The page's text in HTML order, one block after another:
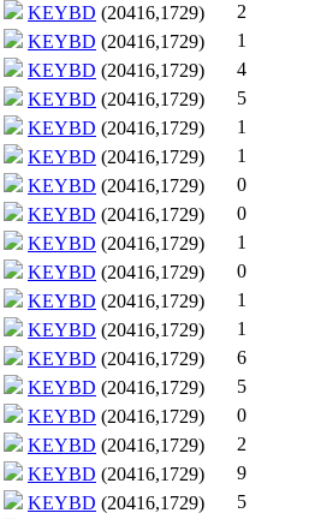
KEYBD (20416,1729) 2
KEYBD (20416,1729) 1
KEYBD (20416,1729) 4
KEYBD (20416,1729) 5
KEYBD (20416,1729) 1
KEYBD (20416,1729) 1
KEYBD (20416,1729) 0
KEYBD (20416,1729) 0
KEYBD (20416,1729) 1
KEYBD (20416,1729) 0
KEYBD (20416,1729) 1
KEYBD (20416,1729) 1
KEYBD (20416,1729) 6
KEYBD (20416,1729) 5
KEYBD (20416,1729) 0
KEYBD (20416,1729) 2
KEYBD (20416,1729) 9
KEYBD (20416,1729) 5